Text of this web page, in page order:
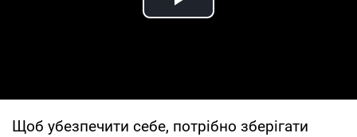
Play Video
Щоб убезпечити себе, потрібно зберігати